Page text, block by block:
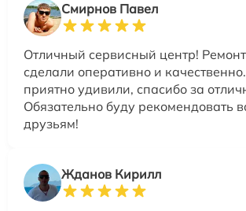
Смирнов Павел
Отличный сервисный центр!
сделали оперативно и
приятно удивили, спасибо за
Обязательно буду рекомендовать
друзьям!
Жданов Кирилл